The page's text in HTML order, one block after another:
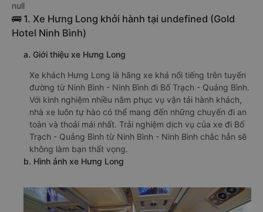
null
🚌 1. Xe Hưng Long khởi hành tại undefined (Gold
Hotel Ninh Bình)
a. Giới thiệu xe Hưng Long
Xe khách Hưng Long là hãng xe khá nổi tiếng trên tuyến
đường từ Ninh Bình - Ninh Bình đi Bố Trạch - Quảng Bình.
Với kinh nghiệm nhiều năm phục vụ vận tải hành khách,
nhà xe luôn tự hào có thể mang đến những chuyến đi an
toàn và thoải mái nhất. Trải nghiệm dịch vụ của xe đi Bố
Trạch - Quảng Bình từ Ninh Bình - Ninh Bình chắc hẳn sẽ
không làm bạn thất vọng.
b. Hình ảnh xe Hưng Long